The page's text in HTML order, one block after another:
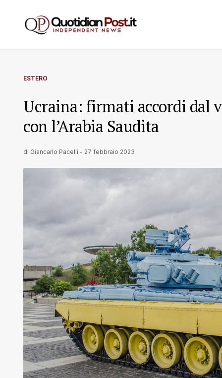
ESTERO
Ucraina: firmati accordi dal
con l’Arabia Saudita
di Giancarlo Pacelli - 27 febbraio 2023